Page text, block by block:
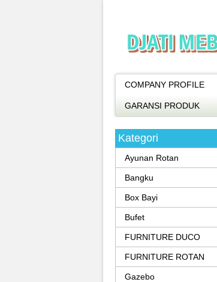
COMPANY PROFILE
GARANSI PRODUK
Kategori
Ayunan Rotan
Bangku
Box Bayi
Bufet
FURNITURE DUCO
FURNITURE ROTAN
Gazebo